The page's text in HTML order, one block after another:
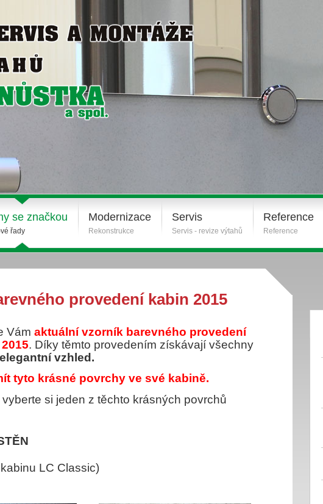
se značkou
řady
Modernizace
Rekonstrukce
Servis
Servis - revize výtahů
Reference
Reference
provedení kabin 2015
Vám aktuální vzorník barevného provedení
. Díky těmto provedením získávají všechny
elegantní vzhled.
tyto krásné povrchy ve své kabině.
si jeden z těchto krásných povrchů
LC Classic)